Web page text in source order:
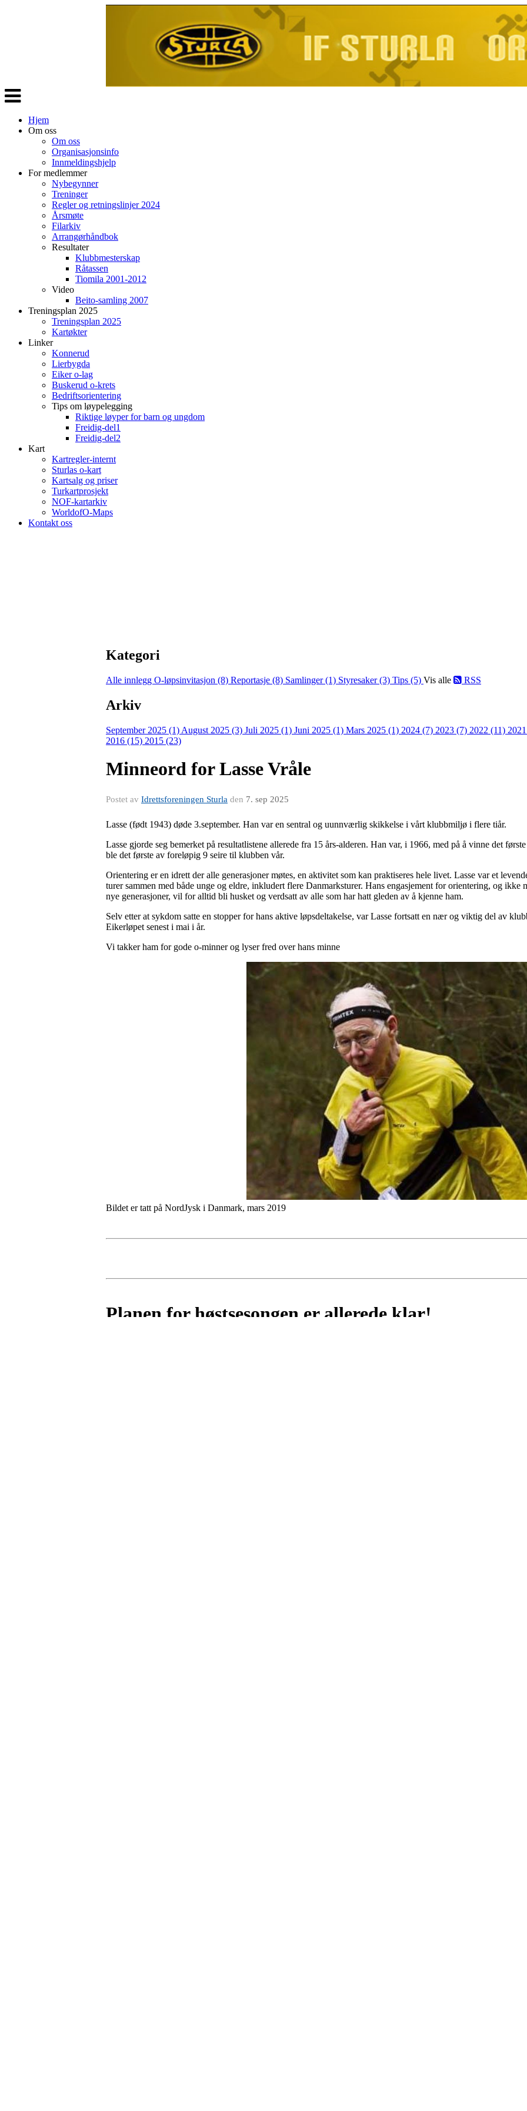
Veksle
navigasjon
Hjem
Om oss
Om oss
Organisasjonsinfo
Innmeldingshjelp
For medlemmer
Nybegynner
Treninger
Regler og retningslinjer 2024
Årsmøte
Filarkiv
Arrangørhåndbok
Resultater
Klubbmesterskap
Råtassen
Tiomila 2001-2012
Video
Beito-samling 2007
Treningsplan 2025
Treningsplan 2025
Kartøkter
Linker
Konnerud
Lierbygda
Eiker o-lag
Buskerud o-krets
Bedriftsorientering
Tips om løypelegging
Riktige løyper for barn og ungdom
Freidig-del1
Freidig-del2
Kart
Kartregler-internt
Sturlas o-kart
Kartsalg og priser
Turkartprosjekt
NOF-kartarkiv
WorldofO-Maps
Kontakt oss
Kategori
Alle innlegg O-løpsinvitasjon (8) Reportasje (8) Samlinger (1) Styresaker (3) Tips (5) Vis alle RSS
Arkiv
September 2025 (1) August 2025 (3) Juli 2025 (1) Juni 2025 (1) Mars 2025 (1) 2024 (7) 2023 (7) 2022 (11)
2016 (15) 2015 (23)
Minneord for Lasse Vråle
Postet av Idrettsforeningen Sturla den 7. sep 2025
Lasse (født 1943) døde 3.september. Han var en sentral og uunnværlig skikkelse i vårt klubbmiljø i flere tiår.
Lasse gjorde seg bemerket på resultatlistene allerede fra 15 års-alderen. Han var, i 1966, med på å vinne det
ble det første av foreløpig 9 seire til klubben vår.
Orientering er en idrett der alle generasjoner møtes, en aktivitet som kan praktiseres hele livet. Lasse var et
turer sammen med både unge og eldre, inkludert flere Danmarksturer. Hans engasjement for orientering, og ikke
nye generasjoner, vil for alltid bli husket og verdsatt av alle som har hatt gleden av å kjenne ham.
Selv etter at sykdom satte en stopper for hans aktive løpsdeltakelse, var Lasse fortsatt en nær og viktig del av
Eikerløpet senest i mai i år.
Vi takker ham for gode o-minner og lyser fred over hans minne
Bildet er tatt på NordJysk i Danmark, mars 2019
Planen for høstsesongen er allerede klar!